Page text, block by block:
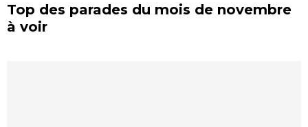
Top des parades du mois de novembre
à voir